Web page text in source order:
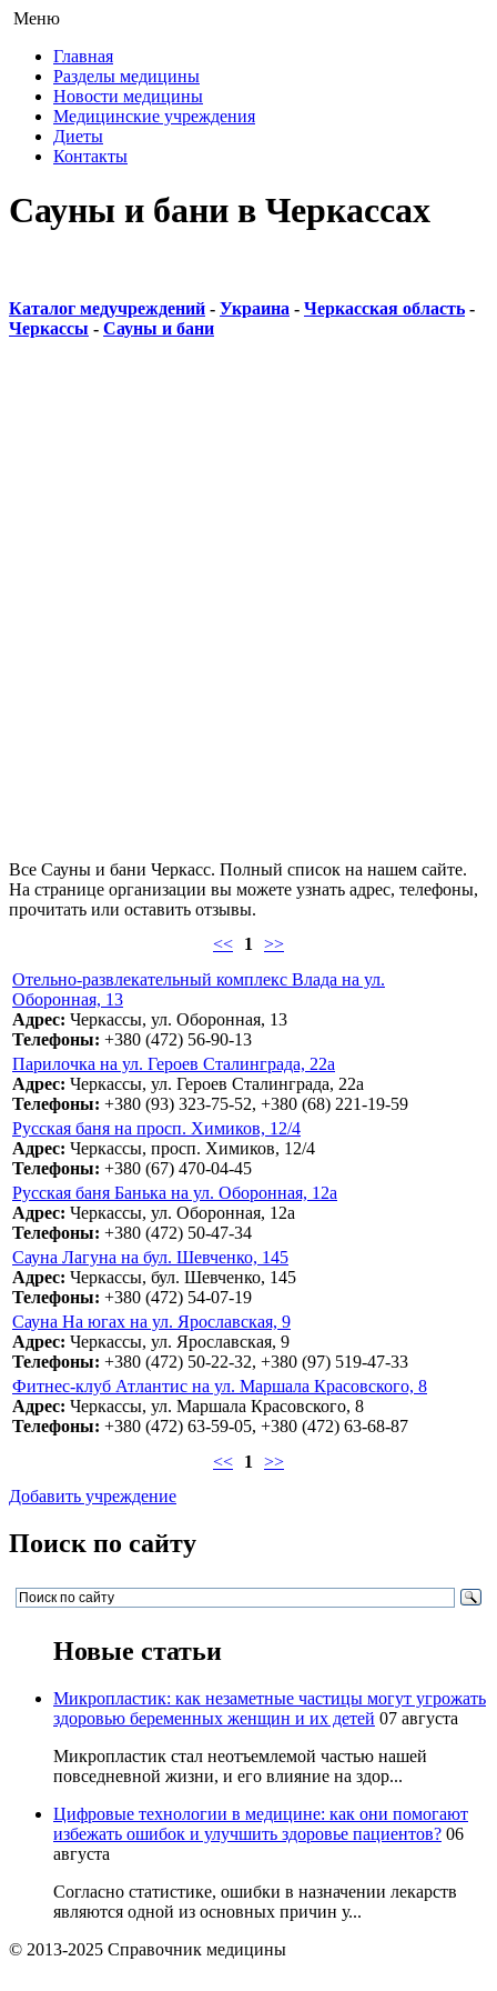
Меню
Главная
Разделы медицины
Новости медицины
Медицинские учреждения
Диеты
Контакты
Сауны и бани в Черкассах
Каталог медучреждений - Украина - Черкасская область -
Черкассы - Сауны и бани
Все Сауны и бани Черкасс. Полный список на нашем сайте.
На странице организации вы можете узнать адрес, телефоны,
прочитать или оставить отзывы.
<<
1 >>
Отельно-развлекательный комплекс Влада на ул.
Оборонная, 13
Адрес: Черкассы, ул. Оборонная, 13
Телефоны: +380 (472) 56-90-13
Парилочка на ул. Героев Сталинграда, 22а
Адрес: Черкассы, ул. Героев Сталинграда, 22а
Телефоны: +380 (93) 323-75-52, +380 (68) 221-19-59
Русская баня на просп. Химиков, 12/4
Адрес: Черкассы, просп. Химиков, 12/4
Телефоны: +380 (67) 470-04-45
Русская баня Банька на ул. Оборонная, 12а
Адрес: Черкассы, ул. Оборонная, 12а
Телефоны: +380 (472) 50-47-34
Сауна Лагуна на бул. Шевченко, 145
Адрес: Черкассы, бул. Шевченко, 145
Телефоны: +380 (472) 54-07-19
Сауна На югах на ул. Ярославская, 9
Адрес: Черкассы, ул. Ярославская, 9
Телефоны: +380 (472) 50-22-32, +380 (97) 519-47-33
Фитнес-клуб Атлантис на ул. Маршала Красовского, 8
Адрес: Черкассы, ул. Маршала Красовского, 8
Телефоны: +380 (472) 63-59-05, +380 (472) 63-68-87
<<
1 >>
Добавить учреждение
Поиск по сайту
Новые статьи
Микропластик: как незаметные частицы могут угрожать
здоровью беременных женщин и их детей 07 августа
Микропластик стал неотъемлемой частью нашей
повседневной жизни, и его влияние на здор...
Цифровые технологии в медицине: как они помогают
избежать ошибок и улучшить здоровье пациентов? 06
августа
Согласно статистике, ошибки в назначении лекарств
являются одной из основных причин у...
© 2013-2025 Справочник медицины